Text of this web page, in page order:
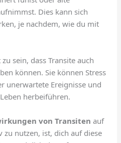
Dies kann sich
je nachdem, wie du mit
sein, dass Transite auch
können. Sie können Stress
unerwartete Ereignisse und
herbeiführen.
von Transiten auf
zu nutzen, ist, dich auf diese